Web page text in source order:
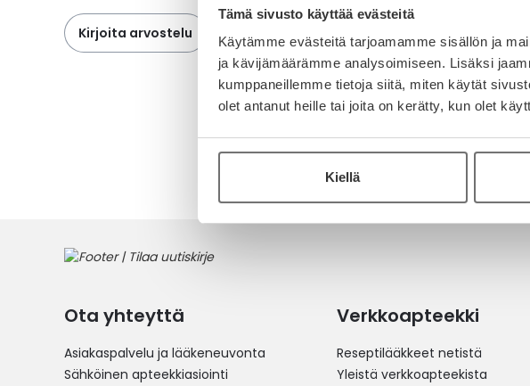
Tämä sivusto käyttää evästeitä
Käytämme evästeitä tarjoamamme sisällön ja
ja kävijämäärämme analysoimiseen. Lisäksi
kumppaneillemme tietoja siitä, miten käytät
olet antanut heille tai joita on kerätty, kun olet
Kiellä
Kirjoita arvostelu
Ota yhteyttä
Asiakaspalvelu ja lääkeneuvonta
Sähköinen apteekkiasiointi
Verkkoapteekki
Reseptilääkkeet netistä
Yleistä verkkoapteekista